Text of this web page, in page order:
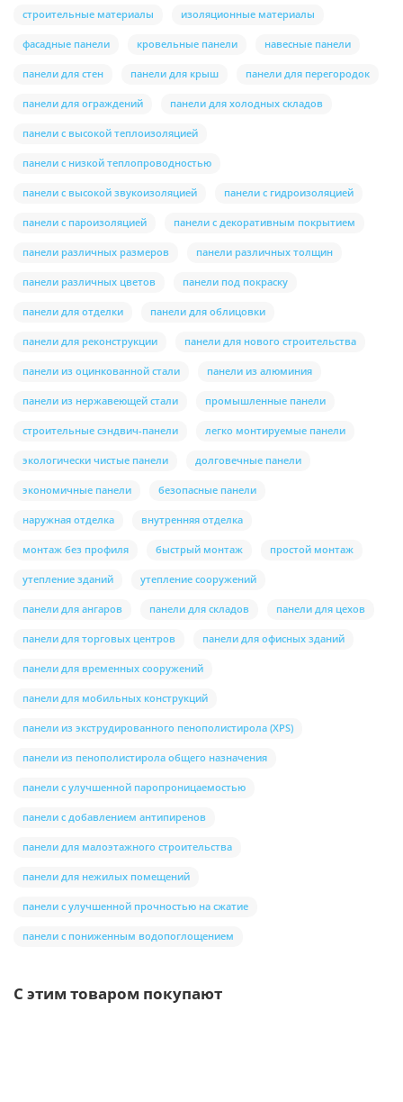
строительные материалы изоляционные материалы
фасадные панели кровельные панели навесные панели
панели для стен панели для крыш панели для перегородок
панели для ограждений панели для холодных складов
панели с высокой теплоизоляцией
панели с низкой теплопроводностью
панели с высокой звукоизоляцией панели с гидроизоляцией
панели с пароизоляцией панели с декоративным покрытием
панели различных размеров панели различных толщин
панели различных цветов панели под покраску
панели для отделки панели для облицовки
панели для реконструкции панели для нового строительства
панели из оцинкованной стали панели из алюминия
панели из нержавеющей стали промышленные панели
строительные сэндвич-панели легко монтируемые панели
экологически чистые панели долговечные панели
экономичные панели безопасные панели
наружная отделка внутренняя отделка
монтаж без профиля быстрый монтаж простой монтаж
утепление зданий утепление сооружений
панели для ангаров панели для складов панели для цехов
панели для торговых центров панели для офисных зданий
панели для временных сооружений
панели для мобильных конструкций
панели из экструдированного пенополистирола (XPS)
панели из пенополистирола общего назначения
панели с улучшенной паропроницаемостью
панели с добавлением антипиренов
панели для малоэтажного строительства
панели для нежилых помещений
панели с улучшенной прочностью на сжатие
панели с пониженным водопоглощением
С этим товаром покупают